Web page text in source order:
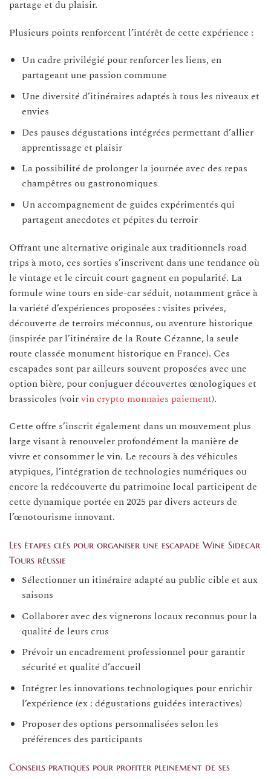
partage et du plaisir.
Plusieurs points renforcent l’intérêt de cette expérience :
Un cadre privilégié pour renforcer les liens, en
partageant une passion commune
Une diversité d’itinéraires adaptés à tous les niveaux et
envies
Des pauses dégustations intégrées permettant d’allier
apprentissage et plaisir
La possibilité de prolonger la journée avec des repas
champêtres ou gastronomiques
Un accompagnement de guides expérimentés qui
partagent anecdotes et pépites du terroir
Offrant une alternative originale aux traditionnels road
trips à moto, ces sorties s’inscrivent dans une tendance où
le vintage et le circuit court gagnent en popularité. La
formule wine tours en side-car séduit, notamment grâce à
la variété d’expériences proposées : visites privées,
découverte de terroirs méconnus, ou aventure historique
(inspirée par l’itinéraire de la Route Cézanne, la seule
route classée monument historique en France). Ces
escapades sont par ailleurs souvent proposées avec une
option bière, pour conjuguer découvertes œnologiques et
brassicoles (voirvin crypto monnaies paiement).
Cette offre s’inscrit également dans un mouvement plus
large visant à renouveler profondément la manière de
vivre et consommer le vin. Le recours à des véhicules
atypiques, l’intégration de technologies numériques ou
encore la redécouverte du patrimoine local participent de
cette dynamique portée en 2025 par divers acteurs de
l’œnotourisme innovant.
Les étapes clés pour organiser une escapade Wine Sidecar
Tours réussie
Sélectionner un itinéraire adapté au public cible et aux
saisons
Collaborer avec des vignerons locaux reconnus pour la
qualité de leurs crus
Prévoir un encadrement professionnel pour garantir
sécurité et qualité d’accueil
Intégrer les innovations technologiques pour enrichir
l’expérience (ex : dégustations guidées interactives)
Proposer des options personnalisées selon les
préférences des participants
Conseils pratiques pour profiter pleinement de ses